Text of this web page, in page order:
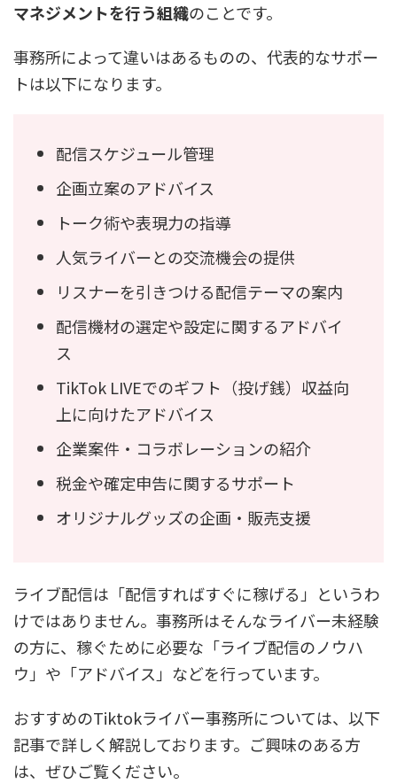
マネジメントを行う組織のことです。
事務所によって違いはあるものの、代表的なサポー
トは以下になります。
配信スケジュール管理
企画立案のアドバイス
トーク術や表現力の指導
人気ライバーとの交流機会の提供
リスナーを引きつける配信テーマの案内
配信機材の選定や設定に関するアドバイ
ス
TikTok LIVEでのギフト（投げ銭）収益向
上に向けたアドバイス
企業案件・コラボレーションの紹介
税金や確定申告に関するサポート
オリジナルグッズの企画・販売支援
ライブ配信は「配信すればすぐに稼げる」というわ
けではありません。事務所はそんなライバー未経験
の方に、稼ぐために必要な「ライブ配信のノウハ
ウ」や「アドバイス」などを行っています。
おすすめのTiktokライバー事務所については、以下
記事で詳しく解説しております。ご興味のある方
は、ぜひご覧ください。